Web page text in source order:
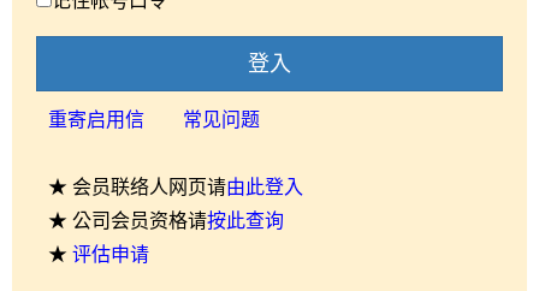
登入
重寄启用信 常见问题
★ 会员联络人网页请由此登入
★ 公司会员资格请按此查询
★ 评估申请